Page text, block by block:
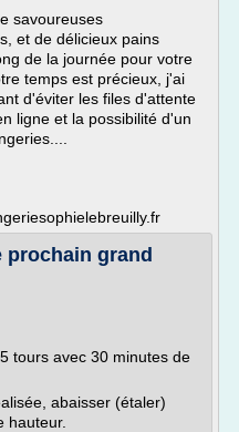
savoureuses
et de délicieux pains
de la journée pour votre
temps est précieux, j'ai
d'éviter les files d'attente
ligne et la possibilité d'un
prochain grand
tours avec 30 minutes de
abaisser (étaler)
hauteur.